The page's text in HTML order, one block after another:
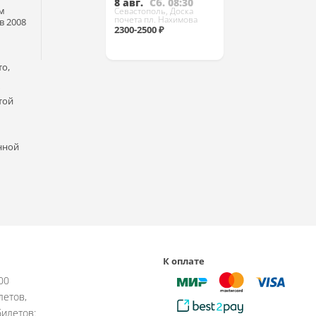
2008
8 авг. Сб. 08:30
Севастополь, Доска
почета пл. Нахимова
2300-2500 ₽
К оплате